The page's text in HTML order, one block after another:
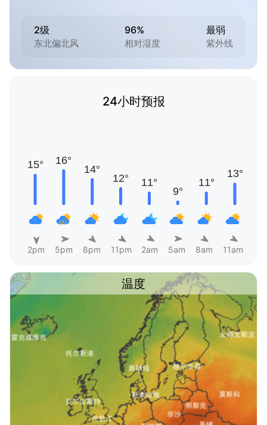
2级
东北偏北风
96%
相对湿度
最弱
紫外线
24小时预报
2pm 5pm 8pm 11pm 2am 5am 8am 11am
温度